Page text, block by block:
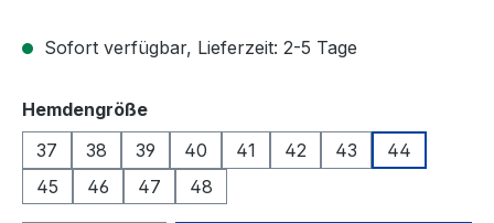
Sofort verfügbar, Lieferzeit: 2-5 Tage
Hemdengrößeauswählen
37
38 39 40 41 42 43
44
45
46 47 48